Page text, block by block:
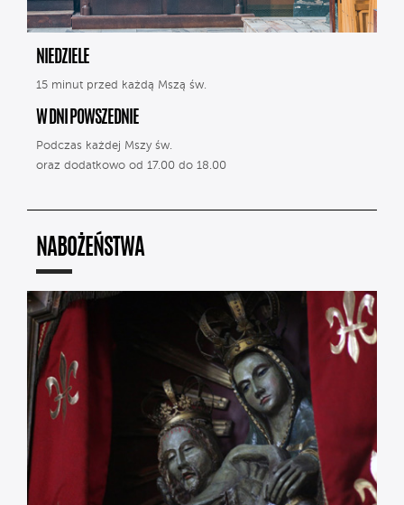
NIEDZIELE
15 minut przed każdą Mszą św.
W DNI POWSZEDNIE
Podczas każdej Mszy św.
oraz dodatkowo od 17.00 do 18.00
NABOŻEŃSTWA